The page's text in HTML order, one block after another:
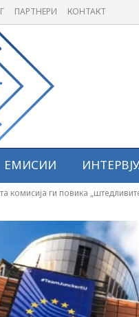
ПАРТНЕРИ КОНТАКТ
ЕМИСИИ
комисија ги повика